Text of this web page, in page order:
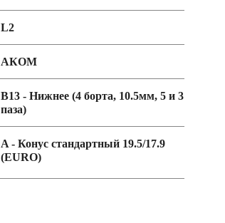
L2
АКОМ
B13 - Нижнее (4 борта, 10.5мм, 5 и 3
паза)
A - Конус стандартный 19.5/17.9
(EURO)